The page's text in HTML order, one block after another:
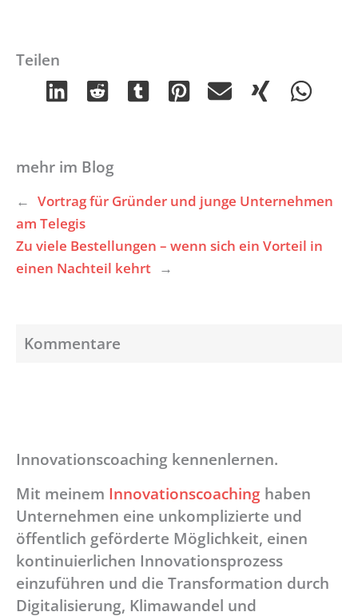
Teilen
mehr im Blog
← Vortrag für Gründer und junge Unternehmen
am Telegis
Zu viele Bestellungen – wenn sich ein Vorteil in
einen Nachteil kehrt →
Kommentare
Innovationscoaching kennenlernen.
Mit meinem Innovationscoaching haben
Unternehmen eine unkomplizierte und
öffentlich geförderte Möglichkeit, einen
kontinuierlichen Innovationsprozess
einzuführen und die Transformation durch
Digitalisierung, Klimawandel und